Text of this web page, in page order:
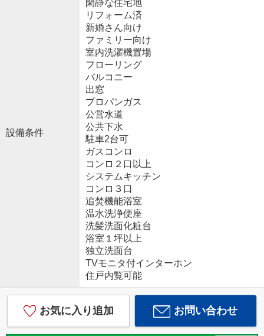
設備条件
閑静な住宅地
リフォーム済
新婚さん向け
ファミリー向け
室内洗濯機置場
フローリング
バルコニー
出窓
プロパンガス
公営水道
公共下水
駐車2台可
ガスコンロ
コンロ２口以上
システムキッチン
コンロ３口
追焚機能浴室
温水洗浄便座
洗髪洗面化粧台
浴室１坪以上
独立洗面台
TVモニタ付インターホン
住戸内覧可能
お気に入り追加 お問い合わせ